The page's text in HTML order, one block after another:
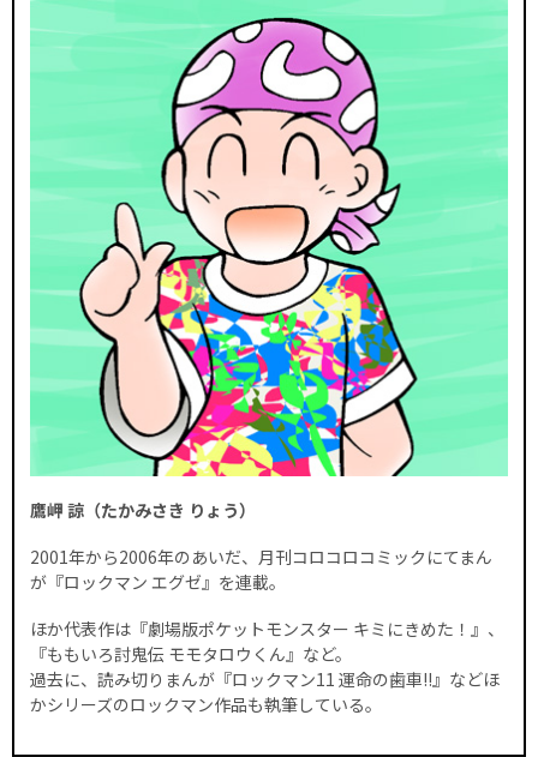
鷹岬 諒（たかみさき りょう）
2001年から2006年のあいだ、月刊コロコロコミックにてまん
が『ロックマン エグゼ』を連載。
ほか代表作は『劇場版ポケットモンスター キミにきめた！』、
『ももいろ討鬼伝 モモタロウくん』など。
過去に、読み切りまんが『ロックマン11 運命の歯車!!』などほ
かシリーズのロックマン作品も執筆している。